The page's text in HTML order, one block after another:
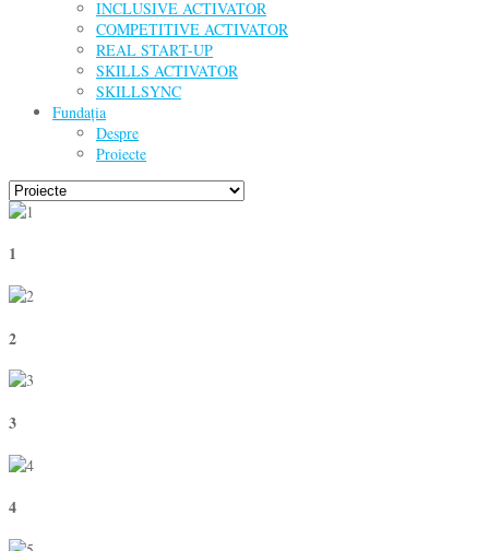
INCLUSIVE ACTIVATOR
COMPETITIVE ACTIVATOR
REAL START-UP
SKILLS ACTIVATOR
SKILLSYNC
Fundația
Despre
Proiecte
1
2
3
4